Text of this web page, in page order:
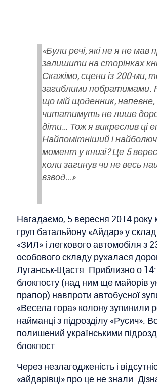
«Були речі, які не я не мав
залишити на сторінках
Скажімо, сцени із 200-ми,
загиблими побратимами.
що мій щоденник, напевне,
читатимуть не лише
діти… Тож я викреслив ці
Найпомітніший і
момент у книзі? Це 5
коли загинув чи не весь
взвод…»
Нагадаємо, 5 вересня 2014 року
груп батальйону «Айдар» у
«ЗИЛ» і легкового автомобіля з
особового складу рухалася
Луганськ-Щастя. Приблизно о
блокпосту (над ним ще майорів
прапор) навпроти автобусної
«Весела гора» колону зупинили
найманці з підрозділу «Русич».
полишений українськими
блокпост.
Через незлагодженість і
«айдарівці» про це не знали.